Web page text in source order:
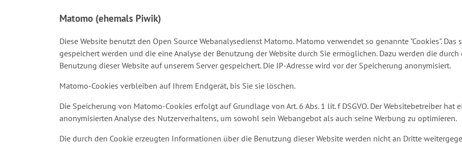
Matomo (ehemals Piwik)
Diese Website benutzt den Open Source Webanalysedienst Matomo. Matomo verwendet so genannte "Cookies".
gespeichert werden und die eine Analyse der Benutzung der Website durch Sie ermöglichen. Dazu werden die
Benutzung dieser Website auf unserem Server gespeichert. Die IP-Adresse wird vor der Speicherung anonymisiert.
Matomo-Cookies verbleiben auf Ihrem Endgerät, bis Sie sie löschen.
Die Speicherung von Matomo-Cookies erfolgt auf Grundlage von Art. 6 Abs. 1 lit. f DSGVO. Der Websitebetreiber hat
anonymisierten Analyse des Nutzerverhaltens, um sowohl sein Webangebot als auch seine Werbung zu optimieren.
Die durch den Cookie erzeugten Informationen über die Benutzung dieser Website werden nicht an Dritte